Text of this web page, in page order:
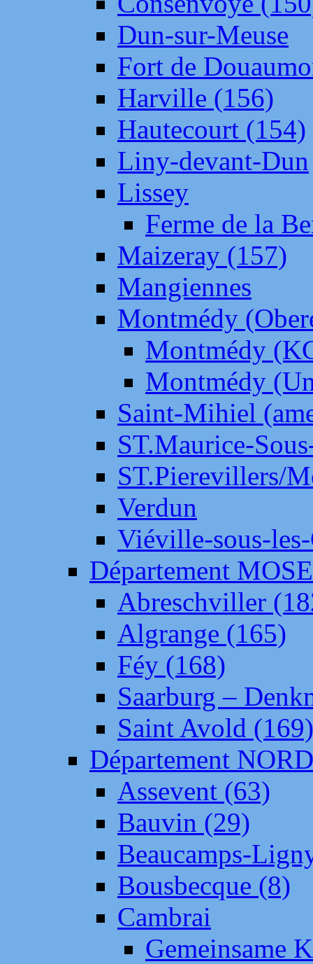
Dun-sur-Meuse
Fort de
Harville (156)
Hautecourt (154)
Liny-devant-Dun
Lissey
Ferme de la
Maizeray (157)
Mangiennes
Montmédy
Montmédy
Montmédy
Saint-Mihiel
ST.Maurice-
ST.Pierevillers/
Verdun
Viéville-sous-
Département
Abreschviller
Algrange (165)
Féy (168)
Saarburg –
Saint Avold (169)
Département NORD
Assevent (63)
Bauvin (29)
Beaucamps-
Bousbecque (8)
Cambrai
Gemeinsame